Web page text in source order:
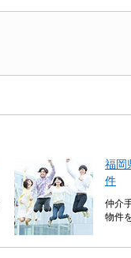
福岡
件
仲介
物件